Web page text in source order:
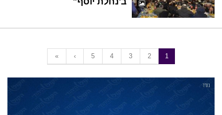
1
2
3
4
5
‹
«